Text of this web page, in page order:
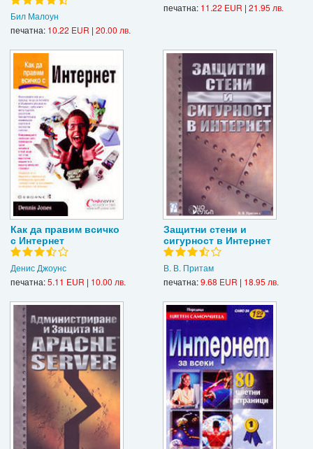
Бил Малоун
печатна: 10.22 EUR | 20.00 лв.
печатна: 11.22 EUR | 21.95 лв.
Как да правим всичко
с Интернет
Денис Джоунс
печатна:5.11 EUR | 10.00 лв.
Защитни стени и
сигурност в Интернет
В. В. Притам
печатна:9.68 EUR | 18.95 лв.